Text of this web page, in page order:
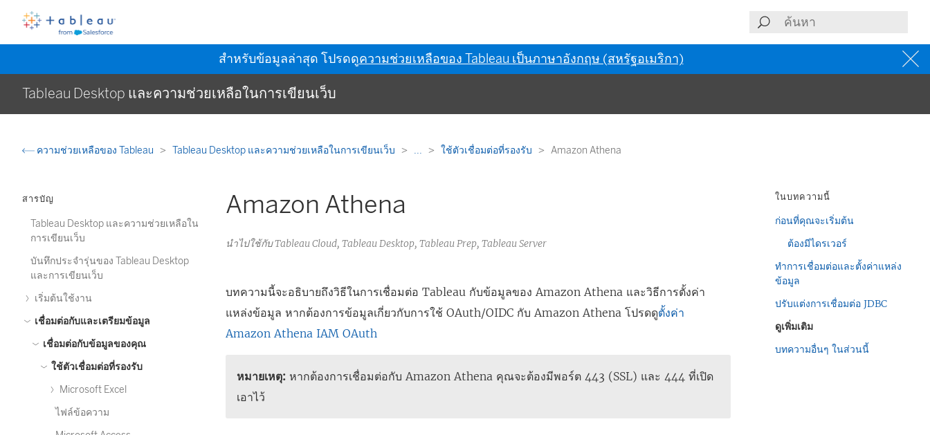
สำหรับข้อมูลล่าสุด โปรดดูความช่วยเหลือของ Tableau เป็นภาษาอังกฤษ (สหรัฐอเมริกา)
Tableau Desktop และความช่วยเหลือในการเขียนเว็บ
ความช่วยเหลือของ Tableau Tableau Desktop และความช่วยเหลือในการเขียนเว็บ ... ใช้ตัวเชื่อมต่อที่รองรับ Amazon Athena
สารบัญ
Tableau Desktop และความช่วยเหลือใน
การเขียนเว็บ
บันทึกประจำรุ่นของ Tableau Desktop
และการเขียนเว็บ
เริ่มต้นใช้งาน
เชื่อมต่อกับและเตรียมข้อมูล
เชื่อมต่อกับข้อมูลของคุณ
ใช้ตัวเชื่อมต่อที่รองรับ
Microsoft Excel
ไฟล์ข้อความ
Amazon Athena
นำไปใช้กับ Tableau Cloud, Tableau Desktop, Tableau Prep, Tableau Server
บทความนี้จะอธิบายถึงวิธีในการเชื่อมต่อ Tableau กับข้อมูลของ Amazon Athena และวิธีการตั้งค่า
แหล่งข้อมูล หากต้องการข้อมูลเกี่ยวกับการใช้ OAuth/OIDC กับ Amazon Athena โปรดดูตั้งค่า
Amazon Athena IAM OAuth
หมายเหตุ: หากต้องการเชื่อมต่อกับ Amazon Athena คุณจะต้องมีพอร์ต 443 (SSL) และ 444 ที่เปิด
เอาไว้
ในบทความนี้
ก่อนที่คุณจะเริ่มต้น
ต้องมีไดรเวอร์
ทำการเชื่อมต่อและตั้งค่าแหล่ง
ข้อมูล
ปรับแต่งการเชื่อมต่อ JDBC
ดูเพิ่มเติม
บทความอื่นๆ ในส่วนนี้